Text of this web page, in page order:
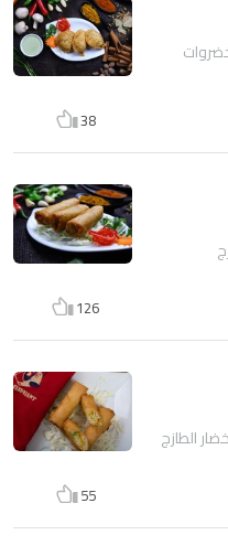
38
126
55